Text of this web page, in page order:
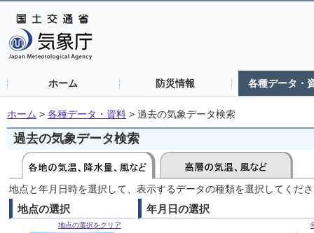
ホーム 防災情報 各種データ・
ホーム > 各種データ・資料 > 過去の気象データ検索
過去の気象データ検索
地点と年月日時を選択して、表示するデータの種類を選択してくだ
地点の選択
地点の選択をクリア
年月日の選択